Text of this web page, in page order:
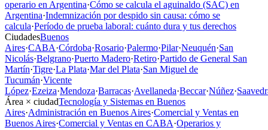
operario en Argentina·Cómo se calcula el aguinaldo (SAC) en
Argentina·Indemnización por despido sin causa: cómo se
calcula·Período de prueba laboral: cuánto dura y tus derechos
CiudadesBuenos
Aires·CABA·Córdoba·Rosario·Palermo·Pilar·Neuquén·San
Nicolás·Belgrano·Puerto Madero·Retiro·Partido de General San
Martín·Tigre·La Plata·Mar del Plata·San Miguel de
Tucumán·Vicente
López·Ezeiza·Mendoza·Barracas·Avellaneda·Beccar·Núñez·
Área × ciudadTecnología y Sistemas en Buenos
Aires·Administración en Buenos Aires·Comercial y Ventas en
Buenos Aires·Comercial y Ventas en CABA·Operarios y